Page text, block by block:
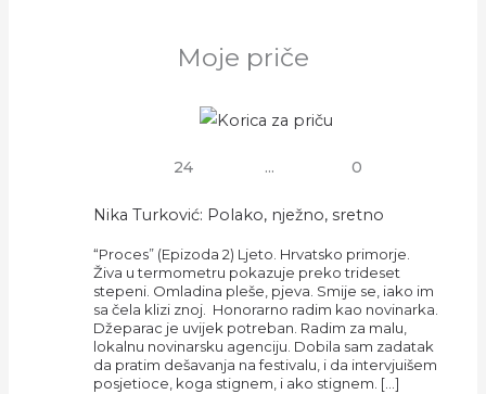
Moje priče
24 ... 0
Nika Turković: Polako, nježno, sretno
“Proces” (Epizoda 2) Ljeto. Hrvatsko primorje.
Živa u termometru pokazuje preko trideset
stepeni. Omladina pleše, pjeva. Smije se, iako im
sa čela klizi znoj. Honorarno radim kao novinarka.
Džeparac je uvijek potreban. Radim za malu,
lokalnu novinarsku agenciju. Dobila sam zadatak
da pratim dešavanja na festivalu, i da intervjuišem
posjetioce, koga stignem, i ako stignem. […]